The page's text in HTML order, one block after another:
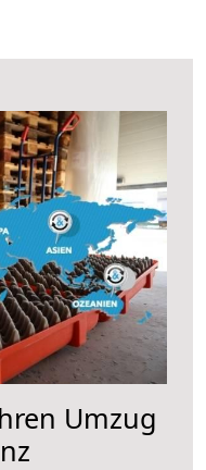
Umzug